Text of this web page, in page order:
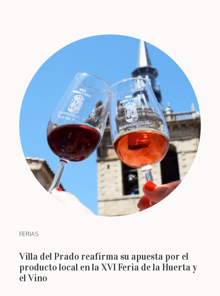
FERIAS
Villa del Prado reafirma su apuesta por el
producto local en la XVI Feria de la Huerta y
el Vino